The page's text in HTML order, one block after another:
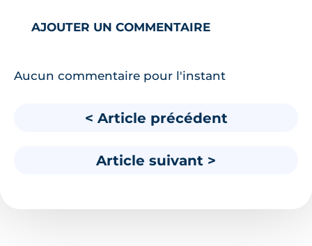
AJOUTER UN COMMENTAIRE
Aucun commentaire pour l'instant
< Article précédent
Article suivant >